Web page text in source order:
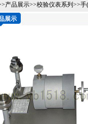
产品展示>>校验仪表系列 >>手
展示